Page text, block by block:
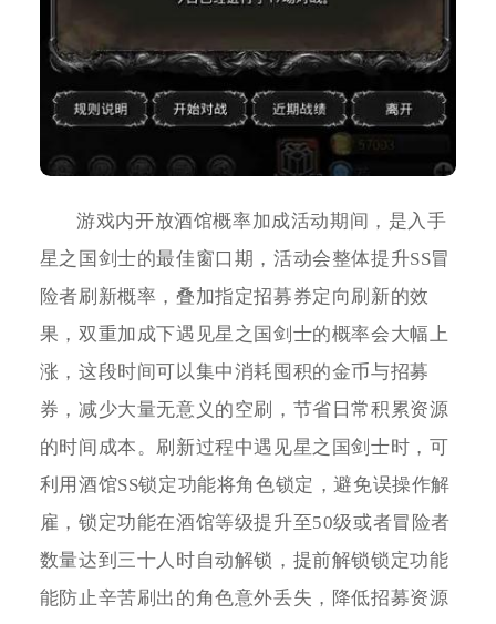
游戏内开放酒馆概率加成活动期间，是入手
星之国剑士的最佳窗口期，活动会整体提升SS冒
险者刷新概率，叠加指定招募券定向刷新的效
果，双重加成下遇见星之国剑士的概率会大幅上
涨，这段时间可以集中消耗囤积的金币与招募
券，减少大量无意义的空刷，节省日常积累资源
的时间成本。刷新过程中遇见星之国剑士时，可
利用酒馆SS锁定功能将角色锁定，避免误操作解
雇，锁定功能在酒馆等级提升至50级或者冒险者
数量达到三十人时自动解锁，提前解锁锁定功能
能防止辛苦刷出的角色意外丢失，降低招募资源